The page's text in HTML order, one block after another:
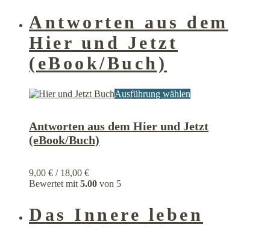
Antworten aus dem
Hier und Jetzt
(eBook/Buch)
Ausführung wählen
mehrere
Produktseite
gewählt
Antworten aus dem Hier und Jetzt
(eBook/Buch)
9,00 € / 18,00 €
Bewertet mit 5.00 von 5
Das Innere leben